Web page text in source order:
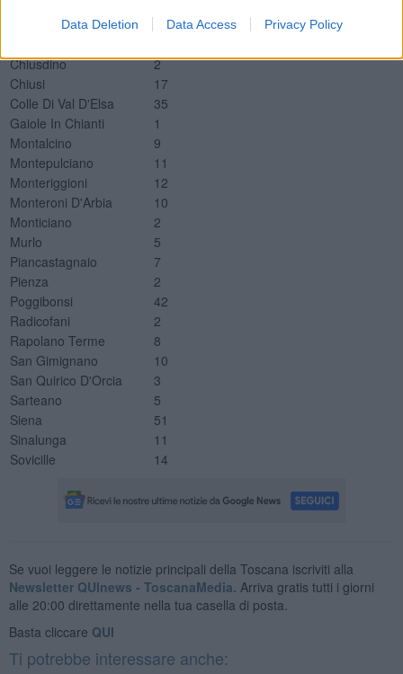
Data Deletion Data Access Privacy Policy
Chiusdino
2
Chiusi
17
Colle Di Val D'Elsa
35
Gaiole In Chianti
1
Montalcino
9
Montepulciano
11
Monteriggioni
12
Monteroni D'Arbia
10
Monticiano
2
Murlo
5
Piancastagnaio
7
Pienza
2
Poggibonsi
42
Radicofani
2
Rapolano Terme
8
San Gimignano
10
San Quirico D'Orcia
3
Sarteano
5
Siena
51
Sinalunga
11
Sovicille
14
Se vuoi leggere le notizie principali della Toscana iscriviti alla
Newsletter QUInews - ToscanaMedia. Arriva gratis tutti i giorni
alle 20:00 direttamente nella tua casella di posta.
Basta cliccare QUI
Ti potrebbe interessare anche: